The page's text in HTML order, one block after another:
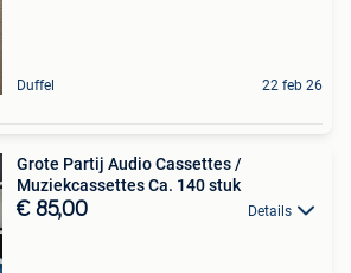
Duffel 22 feb 26
​Grote Partij Audio Cassettes /
Muziekcassettes Ca. 140 stuk
€ 85,00 Details